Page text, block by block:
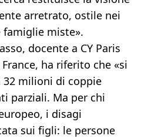
arretrato, ostile nei
miste».
docente a CY Paris
ha riferito che «si
32 milioni di coppie
parziali. Ma per chi
i disagi
sui figli: le persone